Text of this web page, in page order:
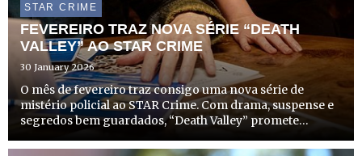
STAR CRIME
FEVEREIRO TRAZ NOVA SÉRIE “DEATH
VALLEY” AO STAR CRIME
30 January 2026
O mês de fevereiro traz consigo uma nova série de
mistério policial ao STAR Crime. Com drama, suspense e
segredos bem guardados, “Death Valley” promete
complexas numa pequena comunidade rural do País de